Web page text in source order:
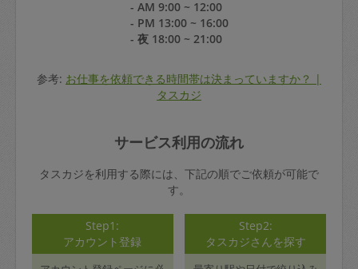
- AM 9:00 ~ 12:00
- PM 13:00 ~ 16:00
- 夜 18:00 ~ 21:00
参考: お仕事を依頼できる時間帯は決まっていますか？ |
タスカジ
サービス利用の流れ
タスカジを利用する際には、下記の順でご依頼が可能で
す。
Step1:
アカウント登録
Step2:
タスカジさんを探す